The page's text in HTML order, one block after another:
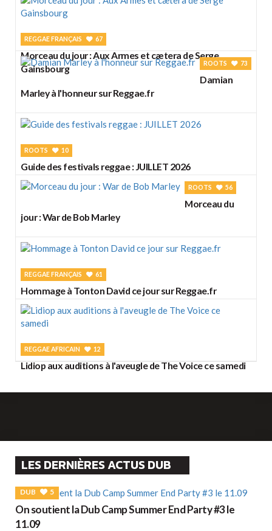
REGGAE FRANÇAIS 67
Morceau du jour : Aux Armes et cætera de Serge
Gainsbourg
ROOTS 73
Damian
Marley à l'honneur sur Reggae.fr
ROOTS 10
Guide des festivals reggae : JUILLET 2026
ROOTS 56
Morceau du
jour : War de Bob Marley
REGGAE FRANÇAIS 61
Hommage à Tonton David ce jour sur Reggae.fr
REGGAE AFRICAIN 12
Lidiop aux auditions à l'aveugle de The Voice ce samedi
LES DERNIÈRES ACTUS DUB
DUB 5
On soutient la Dub Camp Summer End Party #3 le
11.09